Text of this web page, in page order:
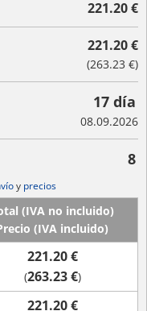
221.20 €
221.20 €
(263.23 €)
17 día
08.09.2026
8
y precios
(IVA no incluido)
(IVA incluido)
221.20 €
(263.23 €)
221.20 €